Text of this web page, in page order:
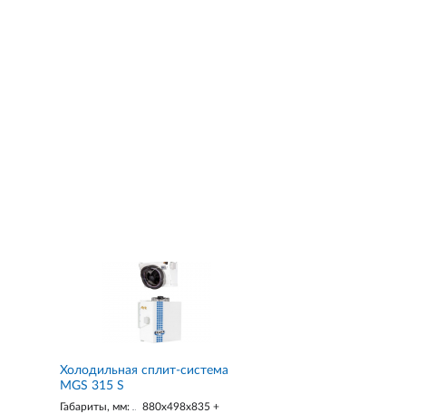
Холодильная сплит-система
MGS 315 S
Габариты, мм:
880x498x835 +